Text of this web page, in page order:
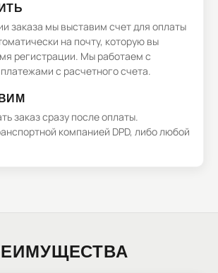
заказа мы выставим счет для оплаты
на почту, которую вы
регистрации. Мы работаем с
с расчетного счета.
заказ сразу после оплаты.
компанией DPD, либо любой